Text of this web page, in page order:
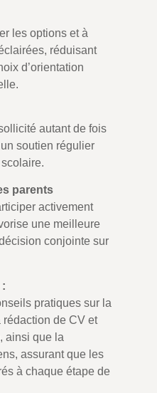
les options et à
réduisant
d’orientation
autant de fois
soutien régulier
parents
activement
une meilleure
conjointe sur
pratiques sur la
rédaction de CV et
ainsi que la
assurant que les
à chaque étape de